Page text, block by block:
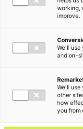
working,
improve.
We'll use
and on-
We'll use
other
how
you from